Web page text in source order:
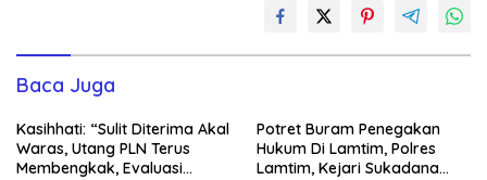
Baca Juga
Kasihhati: “Sulit Diterima Akal
Waras, Utang PLN Terus
Membengkak, Evaluasi
Potret Buram Penegakan
Hukum Di Lamtim, Polres
Lamtim, Kejari Sukadana